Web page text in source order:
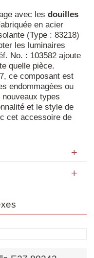
avec les douilles
en acier
(Type : 83218)
les luminaires
No. : 103582 ajoute
quelle pièce.
ce composant est
endommagées ou
types
et le style de
cet accessoire de